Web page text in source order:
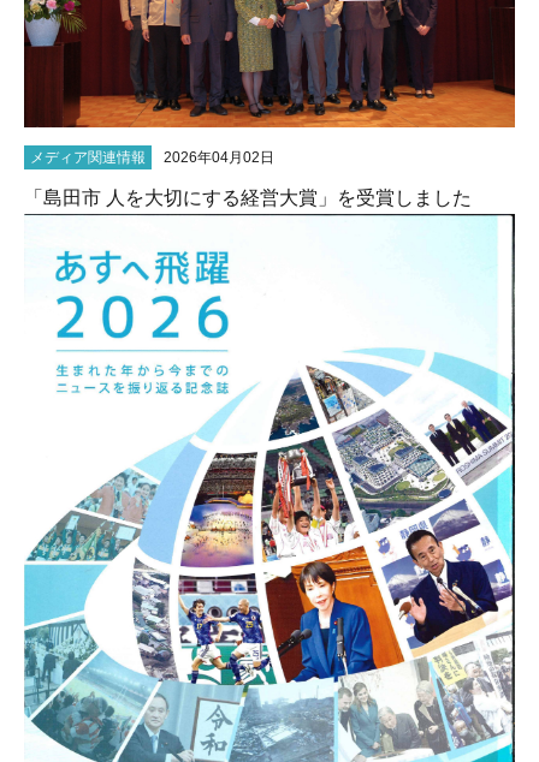
メディア関連情報 2026年04月02日
「島田市 人を大切にする経営大賞」を受賞しました